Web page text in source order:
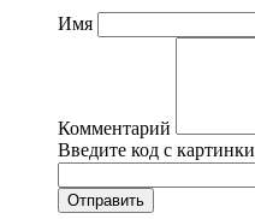
Имя
Комментарий
Введите код с картинки